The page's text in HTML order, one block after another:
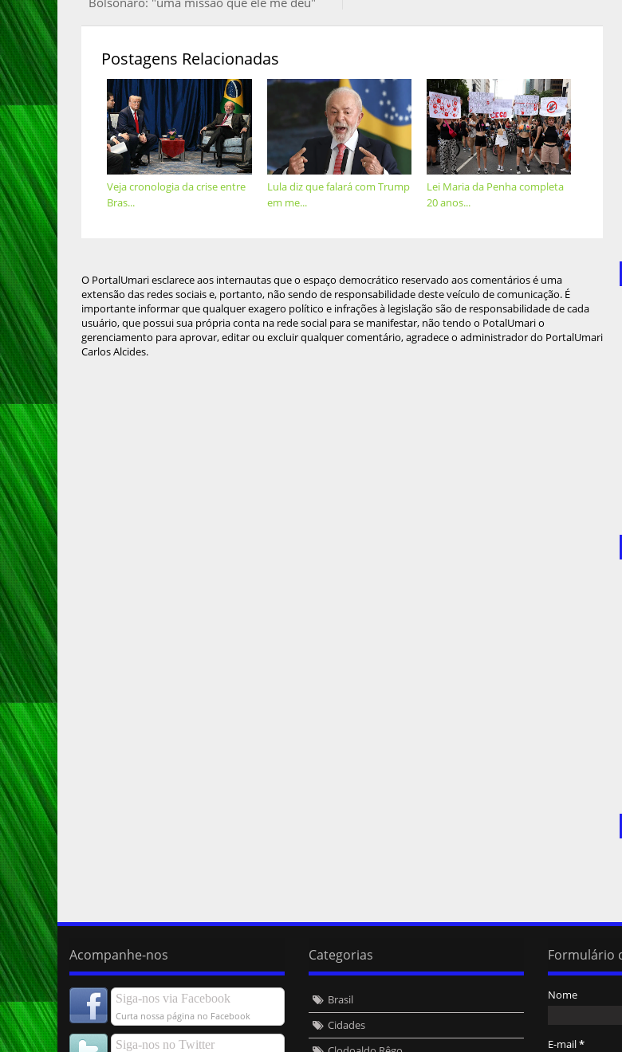
Postagens Relacionadas
Lei Maria da Penha completa
20 anos...
Lula diz que falará com Trump
em me...
Veja cronologia da crise entre
Bras...
O PortalUmari esclarece aos internautas que o espaço democrático reservado aos comentários é uma
extensão das redes sociais e, portanto, não sendo de responsabilidade deste veículo de comunicação. É
importante informar que qualquer exagero político e infrações à legislação são de responsabilidade de cada
usuário, que possui sua própria conta na rede social para se manifestar, não tendo o PotalUmari o
gerenciamento para aprovar, editar ou excluir qualquer comentário, agradece o administrador do PortalUmari
Carlos Alcides.
Acompanhe-nos
Siga-nos via Facebook
Curta nossa página no Facebook
Siga-nos no Twitter
Categorias
Brasil
Cidades
Formulário
Nome
E-mail*